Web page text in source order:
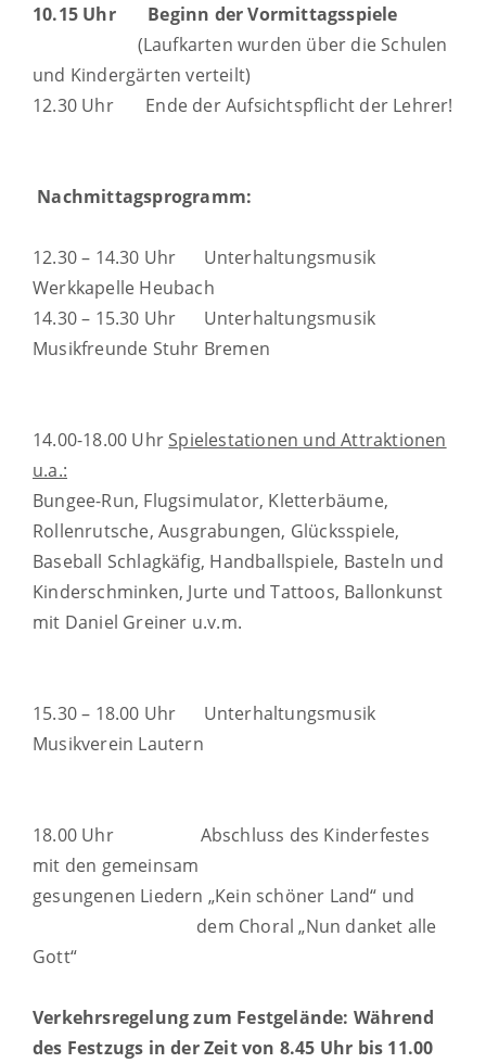
10.15 Uhr Beginn der Vormittagsspiele
(Laufkarten wurden über die Schulen
und Kindergärten verteilt)
12.30 Uhr Ende der Aufsichtspflicht der Lehrer!
Nachmittagsprogramm:
12.30 – 14.30 Uhr Unterhaltungsmusik
Werkkapelle Heubach
14.30 – 15.30 Uhr Unterhaltungsmusik
Musikfreunde Stuhr Bremen
14.00-18.00 Uhr Spielestationen und Attraktionen
u.a.:
Bungee-Run, Flugsimulator, Kletterbäume,
Rollenrutsche, Ausgrabungen, Glücksspiele,
Baseball Schlagkäfig, Handballspiele, Basteln und
Kinderschminken, Jurte und Tattoos, Ballonkunst
mit Daniel Greiner u.v.m.
15.30 – 18.00 Uhr Unterhaltungsmusik
Musikverein Lautern
18.00 Uhr Abschluss des Kinderfestes
mit den gemeinsam
gesungenen Liedern „Kein schöner Land“ und
dem Choral „Nun danket alle
Gott“
Verkehrsregelung zum Festgelände: Während
des Festzugs in der Zeit von 8.45 Uhr bis 11.00